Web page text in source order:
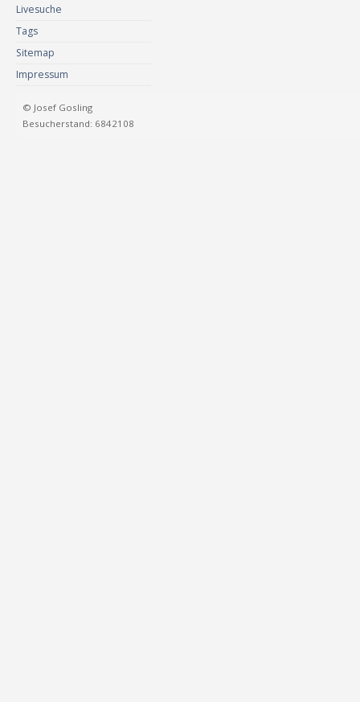
Livesuche
Tags
Sitemap
Impressum
© Josef Gosling
Besucherstand: 6842108